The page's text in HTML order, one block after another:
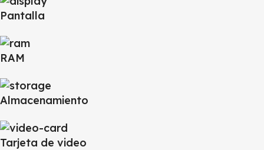
Pantalla
RAM
Almacenamiento
Tarjeta de video